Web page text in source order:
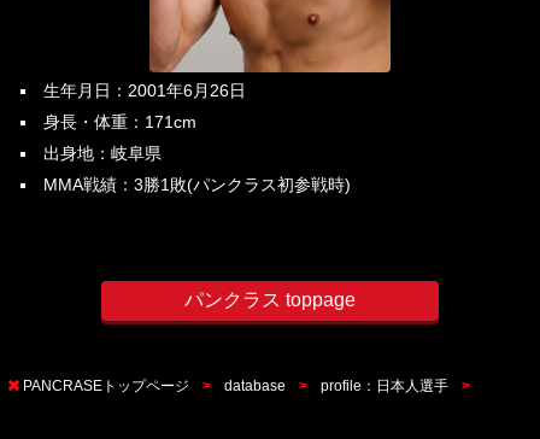
生年月日：2001年6月26日
身長・体重：171cm
出身地：岐阜県
MMA戦績：3勝1敗(パンクラス初参戦時)
パンクラス toppage
PANCRASEトップページ database profile：日本人選手